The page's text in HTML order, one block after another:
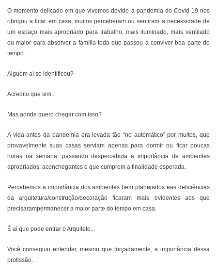
O momento delicado em que vivemos devido à pandemia do Covid 19 nos
obrigou a ficar em casa, muitos perceberam ou sentiram a necessidade de
um espaço mais apropriado para trabalho, mais iluminado, mais ventilado
ou maior para absorver a família toda que passou a conviver boa parte do
tempo.
Alguém aí se identificou?
Acredito que sim...
Mas aonde quero chegar com isso?
A vida antes da pandemia era levada tão “no automático” por muitos, que
provavelmente suas casas serviam apenas para dormir ou ficar poucas
horas na semana, passando despercebida a importância de ambientes
apropriados, aconchegantes e que cumprem a finalidade esperada.
Percebemos a importância dos ambientes bem planejados eas deficiências
da arquitetura/construção/decoração ficaram mais evidentes aos que
precisarampermanecer a maior parte do tempo em casa.
É aí que pode entrar o Arquiteto...
Você conseguiu entender, mesmo que forçadamente, a importância dessa
profissão.